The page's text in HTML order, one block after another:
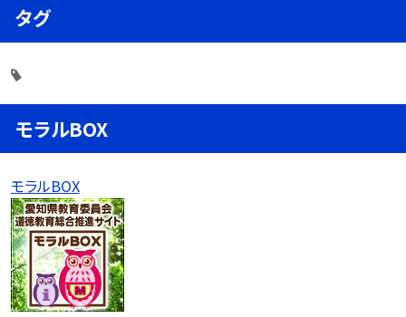
タグ
モラルBOX
モラルBOX